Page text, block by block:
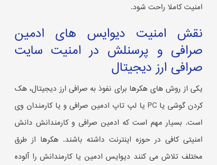
امنیت کاملا راحت شود.
نقش امنیت دیوایس های ادمین
صرافی و پرسنلش در امنیت سایت
صرافی ارز دیجیتال
یکی از روش های هکرها برای نفوذ به صرافی ارز دیجیتال، هک
کردن گوشی یا PC یا لپ تاپ ادمین صرافی و یا کارمندان وی
است. بسیار مهم است که ادمین صرافی و کارمندانش دانش
امنیتی کافی در حوزه اینترنت داشته باشند. هکرها از طرق
مختلف تلاش می کنند دیوایس ادمین یا کارمندانش را آلوده